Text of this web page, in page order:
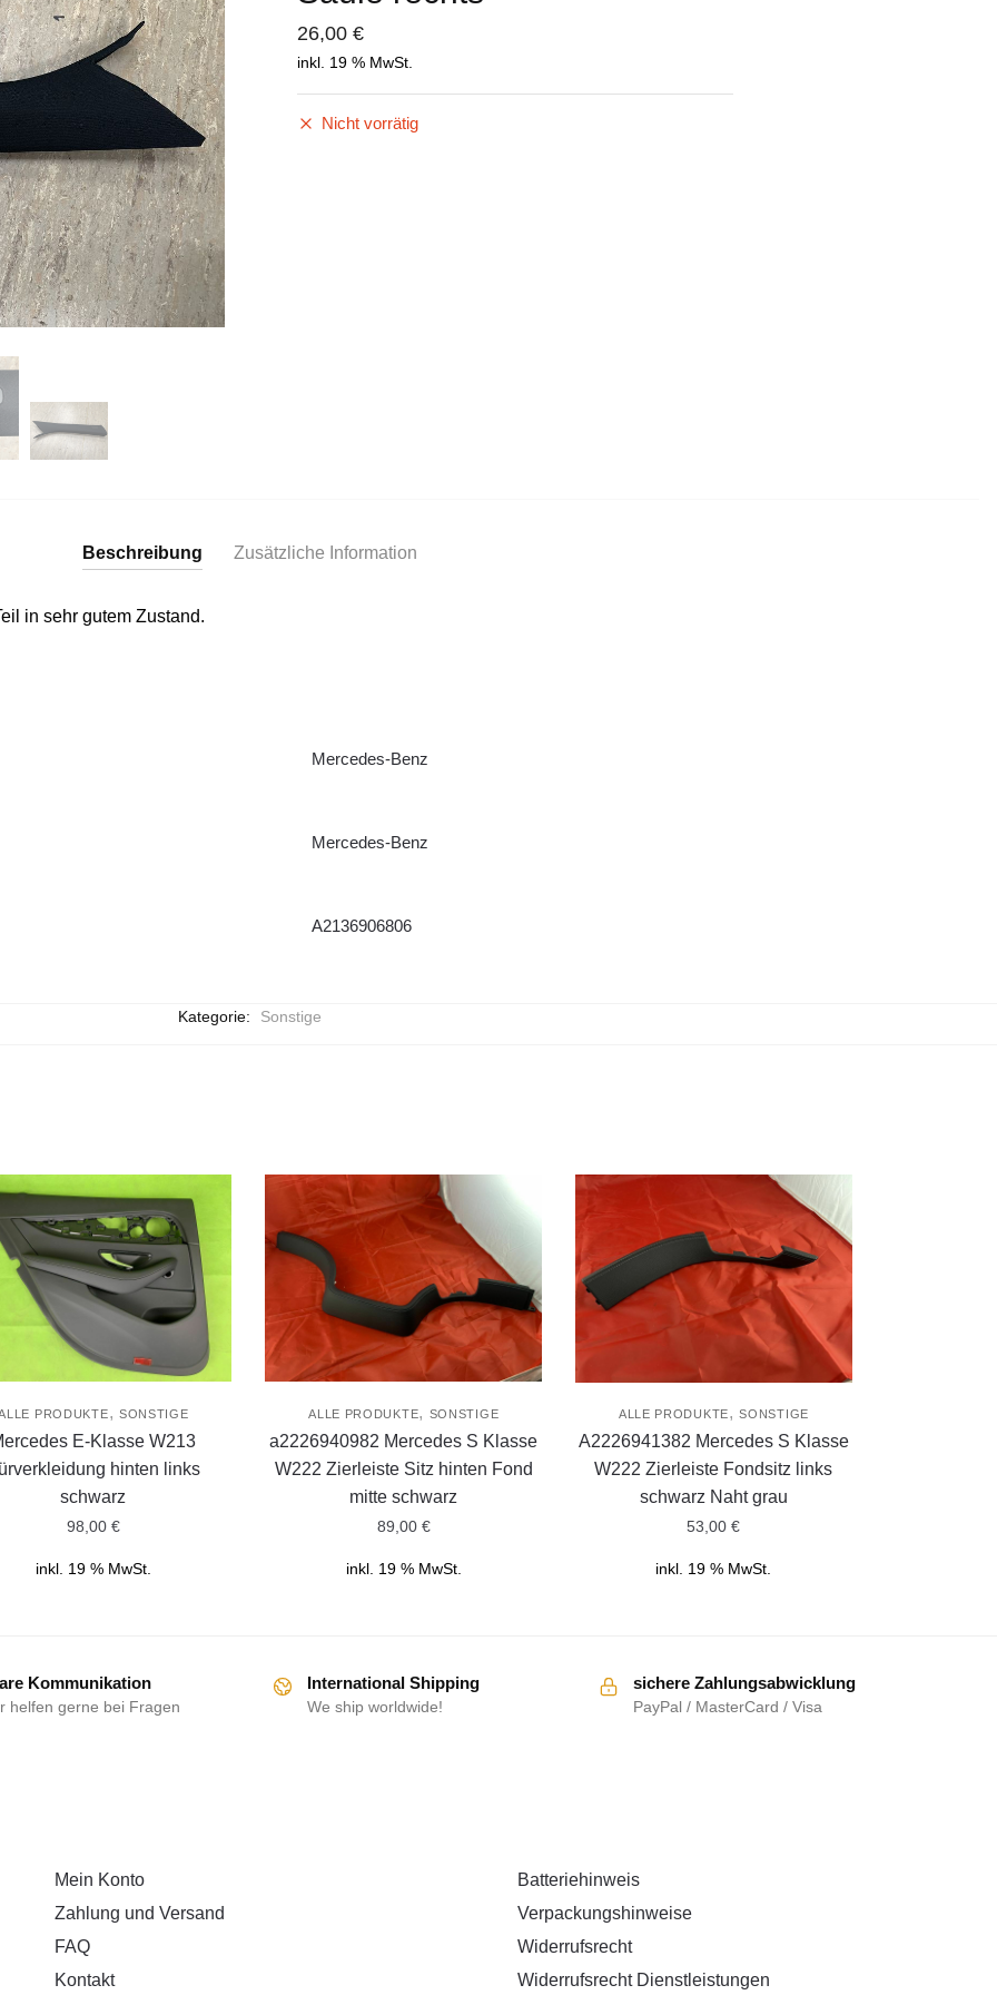
26,00€
inkl. 19 % MwSt.
Nicht vorrätig
Beschreibung Zusätzliche Information
in sehr gutem Zustand.
Mercedes-Benz
Mercedes-Benz
A2136906806
Kategorie: Sonstige
PRODUKTE, SONSTIGE
E-Klasse W213
hinten links
schwarz
98,00 €
inkl. 19 % MwSt.
ALLE PRODUKTE, SONSTIGE
a2226940982 Mercedes S Klasse
W222 Zierleiste Sitz hinten Fond
mitte schwarz
89,00 €
inkl. 19 % MwSt.
ALLE PRODUKTE,SONSTIGE
A2226941382 Mercedes S Klasse
W222 Zierleiste Fondsitz links
schwarz Naht grau
53,00€
inkl. 19 % MwSt.
Kommunikation
helfen gerne bei Fragen
International Shipping
We ship worldwide!
sichere Zahlungsabwicklung
PayPal / MasterCard / Visa
Mein Konto
Zahlung und Versand
FAQ
Kontakt
Batteriehinweis
Verpackungshinweise
Widerrufsrecht
Widerrufsrecht Dienstleistungen